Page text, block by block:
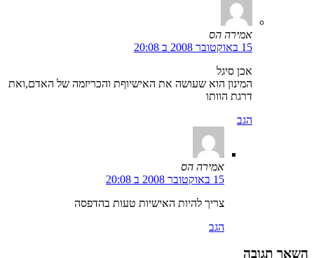
אמירה הס
15 באוקטובר 2008 ב 20:08
אכן סיגל
המינון הוא שעושה את האישיוףת והכריזמה של האדם,ואת
דרגת הוותו
הגב
אמירה הס
15 באוקטובר 2008 ב 20:08
צריך להיות האישיות טעות בהדפסה
הגב
השאר תגובה